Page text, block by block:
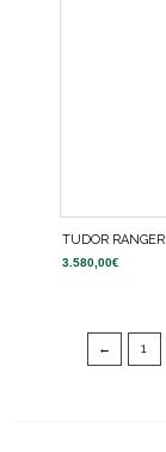
TUDOR RANGER
3.580,00€
← 1